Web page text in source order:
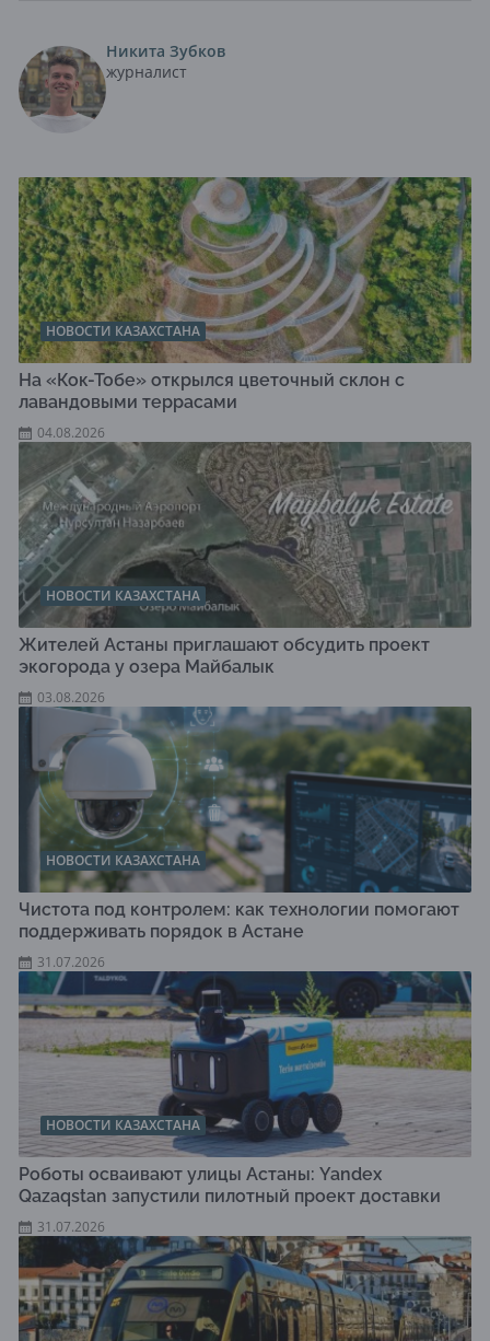
Никита Зубков
журналист
НОВОСТИ КАЗАХСТАНА
На «Кок-Тобе» открылся цветочный склон с
лавандовыми террасами
04.08.2026
НОВОСТИ КАЗАХСТАНА
Жителей Астаны приглашают обсудить проект
экогорода у озера Майбалык
03.08.2026
НОВОСТИ КАЗАХСТАНА
Чистота под контролем: как технологии помогают
поддерживать порядок в Астане
31.07.2026
НОВОСТИ КАЗАХСТАНА
Роботы осваивают улицы Астаны: Yandex
Qazaqstan запустили пилотный проект доставки
31.07.2026